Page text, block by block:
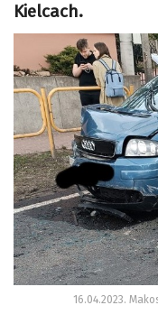
Kielcach.
16.04.2023.